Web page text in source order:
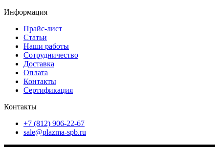
Информация
Прайс-лист
Статьи
Наши работы
Сотрудничество
Доставка
Оплата
Контакты
Сертификация
Контакты
+7 (812) 906-22-67
sale@plazma-spb.ru